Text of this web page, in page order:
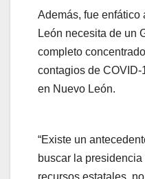
Además, fue enfático
León necesita de un
completo
contagios de
en Nuevo León.
“Existe un
buscar la
recursos estatales,